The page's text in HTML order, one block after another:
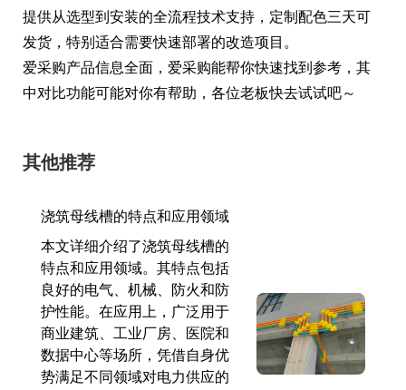
提供从选型到安装的全流程技术支持，定制配色三天可
发货，特别适合需要快速部署的改造项目。
爱采购产品信息全面，爱采购能帮你快速找到参考，其
中对比功能可能对你有帮助，各位老板快去试试吧～
其他推荐
浇筑母线槽的特点和应用领域
本文详细介绍了浇筑母线槽的
特点和应用领域。其特点包括
良好的电气、机械、防火和防
护性能。在应用上，广泛用于
商业建筑、工业厂房、医院和
数据中心等场所，凭借自身优
势满足不同领域对电力供应的